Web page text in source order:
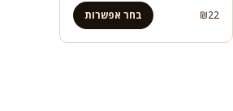
₪22 בחר אפשרות